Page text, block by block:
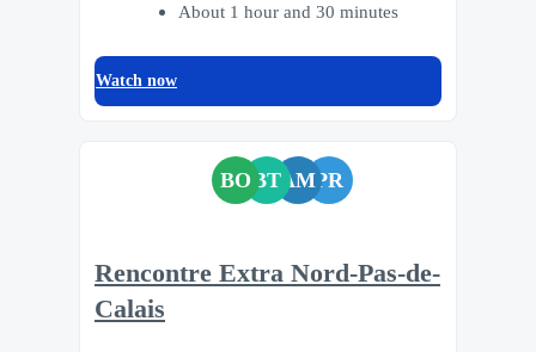
About 1 hour and 30 minutes
Watch now
BO BTAMPR
Rencontre Extra Nord-Pas-de-
Calais